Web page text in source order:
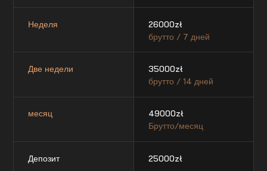
Неделя 26000zł
брутто / 7 дней
Две недели 35000zł
брутто / 14 дней
месяц 49000zł
Брутто/месяц
Депозит 25000zł